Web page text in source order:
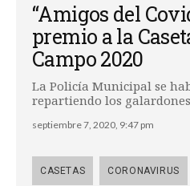
“Amigos del
premio a la
Campo 2020
La Policía Municipal se
repartiendo los galardones
septiembre 7, 2020, 9:47 pm
CASETAS CORONAVIRUS